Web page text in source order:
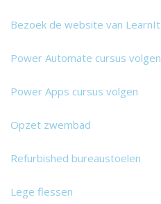
Bezoek de website van LearnIt
Power Automate cursus volgen
Power Apps cursus volgen
Opzet zwembad
Refurbished bureaustoelen
Lege flessen